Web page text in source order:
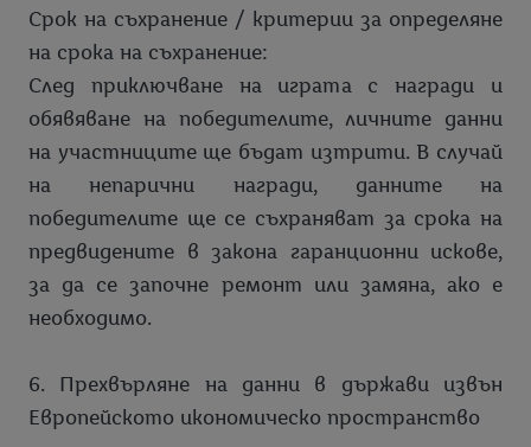
Срок на съхранение / критерии за определяне
на срока на съхранение:
След приключване на играта с награди и
обявяване на победителите, личните данни
на участниците ще бъдат изтрити. В случай
на непарични награди, данните на
победителите ще се съхраняват за срока на
предвидените в закона гаранционни искове,
за да се започне ремонт или замяна, ако е
необходимо.
6. Прехвърляне на данни в държави извън
Европейското икономическо пространство